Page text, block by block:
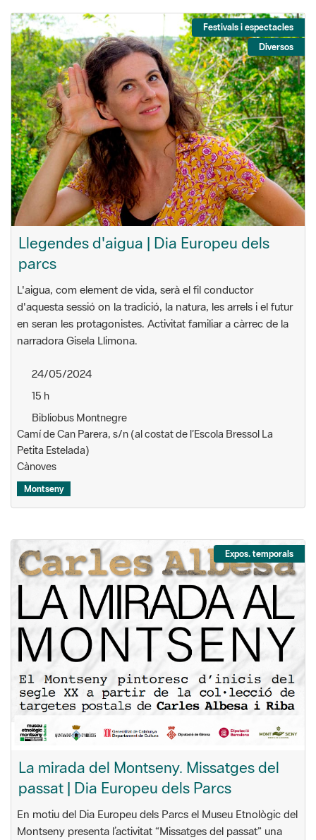
Festivals i espectacles
Diversos
Llegendes d'aigua | Dia Europeu dels
parcs
L'aigua, com element de vida, serà el fil conductor
d'aquesta sessió on la tradició, la natura, les arrels i el futur
en seran les protagonistes. Activitat familiar a càrrec de la
narradora Gisela Llimona.
24/05/2024
15 h
Bibliobus Montnegre
Camí de Can Parera, s/n (al costat de l’Escola Bressol La
Petita Estelada)
Cànoves
Montseny
Expos. temporals
La mirada del Montseny. Missatges del
passat | Dia Europeu dels Parcs
En motiu del Dia Europeu dels Parcs el Museu Etnològic del
Montseny presenta l’activitat “Missatges del passat” una